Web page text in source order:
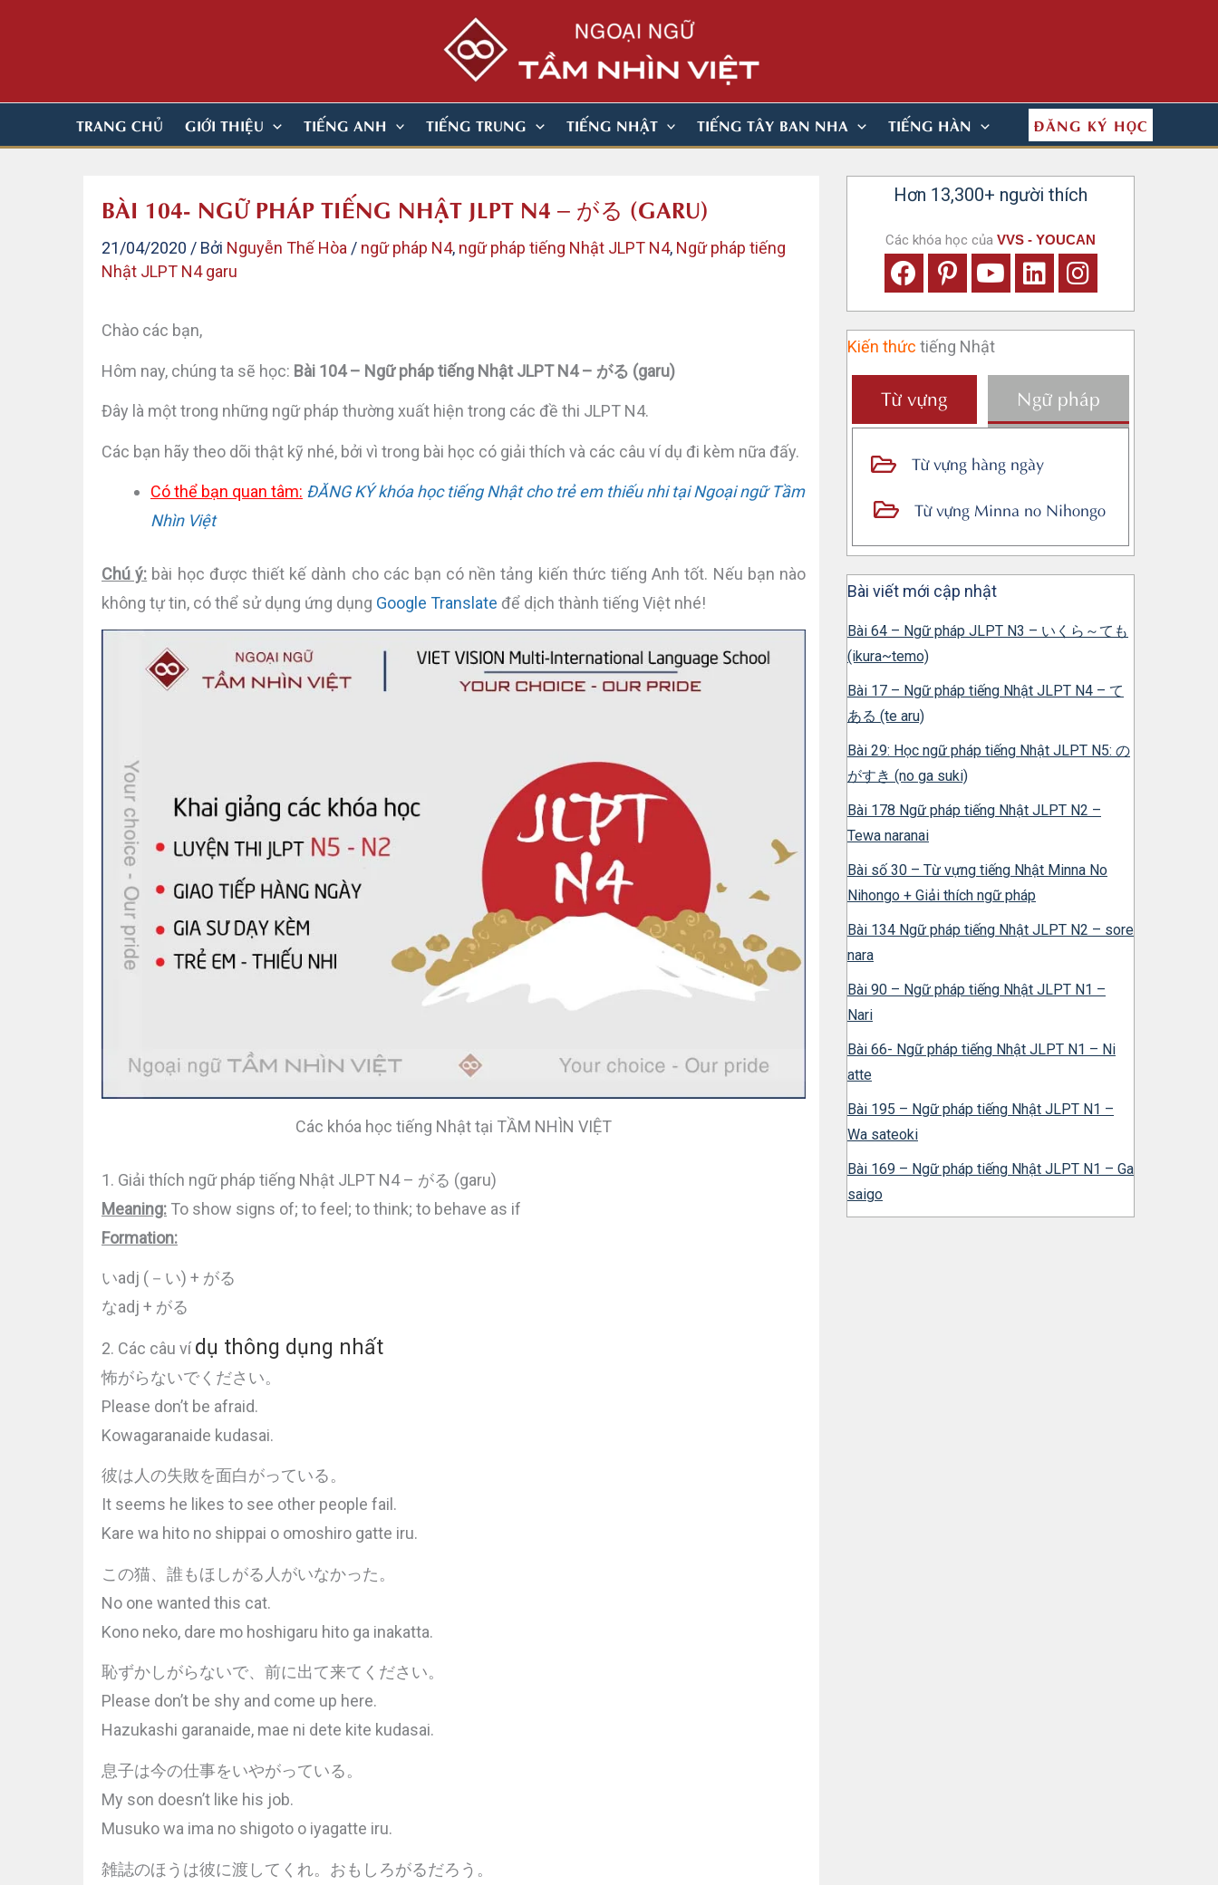
dung
TRANG CHỦ GIỚI THIỆU TIẾNG ANH TIẾNG TRUNG TIẾNG NHẬT TIẾNG TÂY BAN NHA TIẾNG HÀN ĐĂNG KÝ HỌC
BÀI 104- NGỮ PHÁP TIẾNG NHẬT JLPT N4 – がる (GARU)
21/04/2020 / Bởi Nguyễn Thế Hòa / ngữ pháp N4, ngữ pháp tiếng Nhật JLPT N4, Ngữ pháp tiếng
Nhật JLPT N4 garu
Chào các bạn,
Hôm nay, chúng ta sẽ học: Bài 104 – Ngữ pháp tiếng Nhật JLPT N4 – がる (garu)
Đây là một trong những ngữ pháp thường xuất hiện trong các đề thi JLPT N4.
Các bạn hãy theo dõi thật kỹ nhé, bởi vì trong bài học có giải thích và các câu ví dụ đi kèm nữa đấy.
Có thể bạn quan tâm: ĐĂNG KÝ khóa học tiếng Nhật cho trẻ em thiếu nhi tại Ngoại ngữ Tầm
Nhìn Việt
Chú ý: bài học được thiết kế dành cho các bạn có nền tảng kiến thức tiếng Anh tốt. Nếu bạn nào
không tự tin, có thể sử dụng ứng dụng Google Translate để dịch thành tiếng Việt nhé!
Các khóa học tiếng Nhật tại TẦM NHÌN VIỆT
1. Giải thích ngữ pháp tiếng Nhật JLPT N4 – がる (garu)
Meaning: To show signs of; to feel; to think; to behave as if
Formation:
いadj (－い) + がる
なadj + がる
2. Các câu vídụ thông dụng nhất
怖がらないでください。
Please don’t be afraid.
Kowagaranaide kudasai.
彼は人の失敗を面白がっている。
It seems he likes to see other people fail.
Kare wa hito no shippai o omoshiro gatte iru.
この猫、誰もほしがる人がいなかった。
No one wanted this cat.
Kono neko, dare mo hoshigaru hito ga inakatta.
恥ずかしがらないで、前に出て来てください。
Please don’t be shy and come up here.
Hazukashi garanaide, mae ni dete kite kudasai.
息子は今の仕事をいやがっている。
My son doesn’t like his job.
Musuko wa ima no shigoto o iyagatte iru.
雑誌のほうは彼に渡してくれ。おもしろがるだろう。
Hơn 13,300+ người thích
Các khóa học của VVS - YOUCAN
Kiến thức tiếng Nhật
Từ vựng Ngữ pháp
Từ vựng hàng ngày
Từ vựng Minna no Nihongo
Bài viết mới cập nhật
Bài 64 – Ngữ pháp JLPT N3 – いくら～ても
(ikura~temo)
Bài 17 – Ngữ pháp tiếng Nhật JLPT N4 – て
ある (te aru)
Bài 29: Học ngữ pháp tiếng Nhật JLPT N5: の
がすき (no ga suki)
Bài 178 Ngữ pháp tiếng Nhật JLPT N2 –
Tewa naranai
Bài số 30 – Từ vựng tiếng Nhật Minna No
Nihongo + Giải thích ngữ pháp
Bài 134 Ngữ pháp tiếng Nhật JLPT N2 – sore
nara
Bài 90 – Ngữ pháp tiếng Nhật JLPT N1 –
Nari
Bài 66- Ngữ pháp tiếng Nhật JLPT N1 – Ni
atte
Bài 195 – Ngữ pháp tiếng Nhật JLPT N1 –
Wa sateoki
Bài 169 – Ngữ pháp tiếng Nhật JLPT N1 – Ga
saigo